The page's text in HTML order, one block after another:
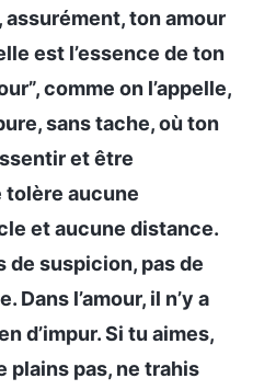
ton amour
est l’essence de ton
comme on l’appelle,
sans tache, où ton
et être
tolère aucune
et aucune distance.
de suspicion, pas de
Dans l’amour, il n’y a
d’impur. Si tu aimes,
plains pas, ne trahis